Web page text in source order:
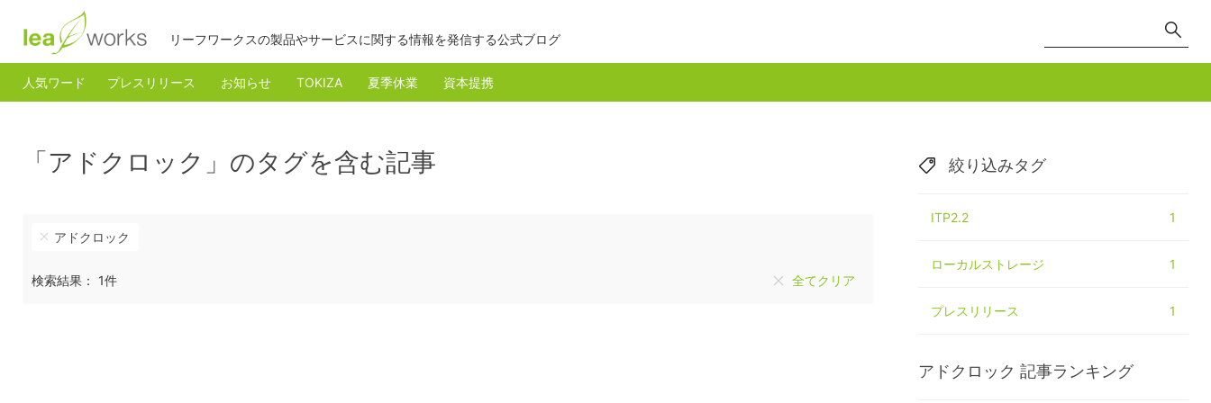
リーフワークスの製品やサービスに関する情報を発信する公式ブログ
人気ワード プレスリリース お知らせ TOKIZA 夏季休業 資本提携
「アドクロック」のタグを含む記事
アドクロック
検索結果： 1件 全てクリア
絞り込みタグ
ITP2.2 1
ローカルストレージ 1
プレスリリース 1
アドクロック 記事ランキング